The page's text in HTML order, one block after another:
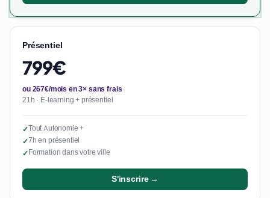
Présentiel
799€
ou 267€/mois en 3× sans frais
21h · E-learning + présentiel
✓Tout Autonomie +
✓7h en présentiel
✓Formation dans votre ville
S'inscrire →